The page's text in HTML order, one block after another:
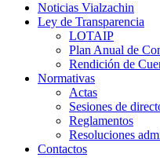
Noticias Vialzachin
Ley de Transparencia
LOTAIP
Plan Anual de
Rendición de
Normativas
Actas
Sesiones de
Reglamentos
Resoluciones
Contactos